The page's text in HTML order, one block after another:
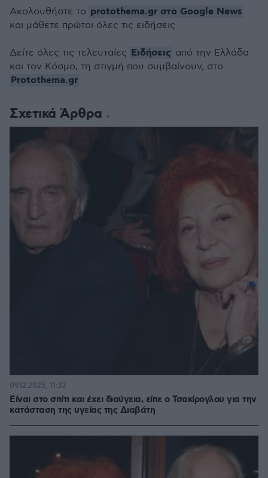
Σχετικά Άρθρα
Είναι στο σπίτι και έχει διαύγεια, είπε ο Τσακίρογλου για την
κατάσταση της υγείας της Διαβάτη
09.12.2025, 11:33
Ακολουθήστε το protothema.gr στο Google News
και μάθετε πρώτοι όλες τις ειδήσεις
Δείτε όλες τις τελευταίες Ειδήσεις από την Ελλάδα
και τον Κόσμο, τη στιγμή που συμβαίνουν, στο
Protothema.gr